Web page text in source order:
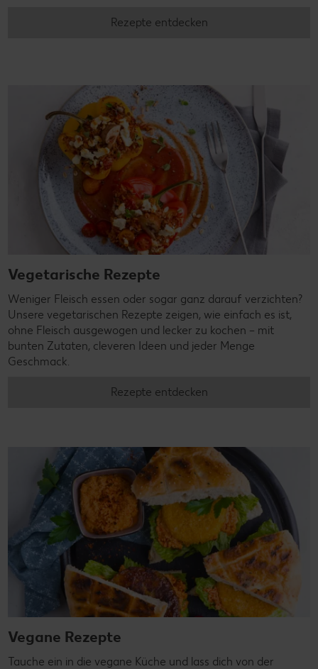
Rezepte entdecken
Vegetarische Rezepte
Weniger Fleisch essen oder sogar ganz darauf verzichten?
Unsere vegetarischen Rezepte zeigen, wie einfach es ist,
ohne Fleisch ausgewogen und lecker zu kochen – mit
bunten Zutaten, cleveren Ideen und jeder Menge
Geschmack.
Rezepte entdecken
Vegane Rezepte
Tauche ein in die vegane Küche und lass dich von der